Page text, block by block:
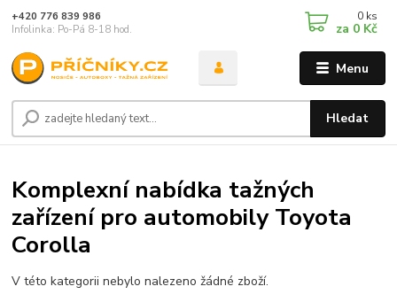
Menu
Hledat
+420 776 839 986
Infolinka: Po-Pá 8-18 hod.
0 ks
za 0 Kč
Komplexní nabídka tažných
zařízení pro automobily Toyota
Corolla
V této kategorii nebylo nalezeno žádné zboží.